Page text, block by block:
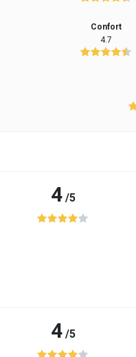
Confort
4.7
4/5
4/5